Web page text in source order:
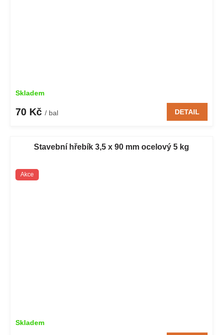
Skladem
70 Kč / bal DETAIL
Stavební hřebík 3,5 x 90 mm ocelový 5 kg
Akce
Skladem